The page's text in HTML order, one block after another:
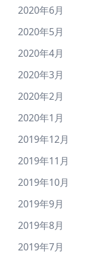
2020年6月
2020年5月
2020年4月
2020年3月
2020年2月
2020年1月
2019年12月
2019年11月
2019年10月
2019年9月
2019年8月
2019年7月